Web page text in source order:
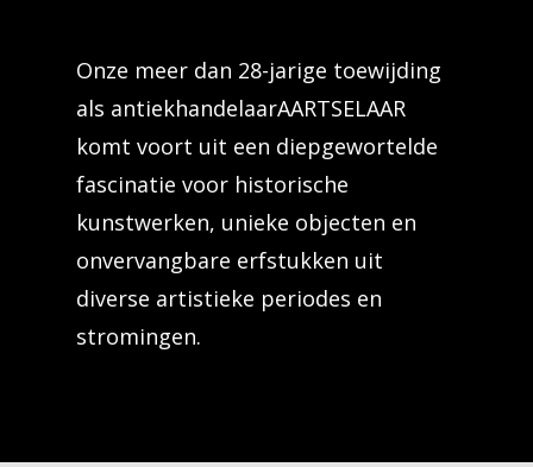
Onze meer dan 28-jarige toewijding
als antiekhandelaarAARTSELAAR
komt voort uit een diepgewortelde
fascinatie voor historische
kunstwerken, unieke objecten en
onvervangbare erfstukken uit
diverse artistieke periodes en
stromingen.